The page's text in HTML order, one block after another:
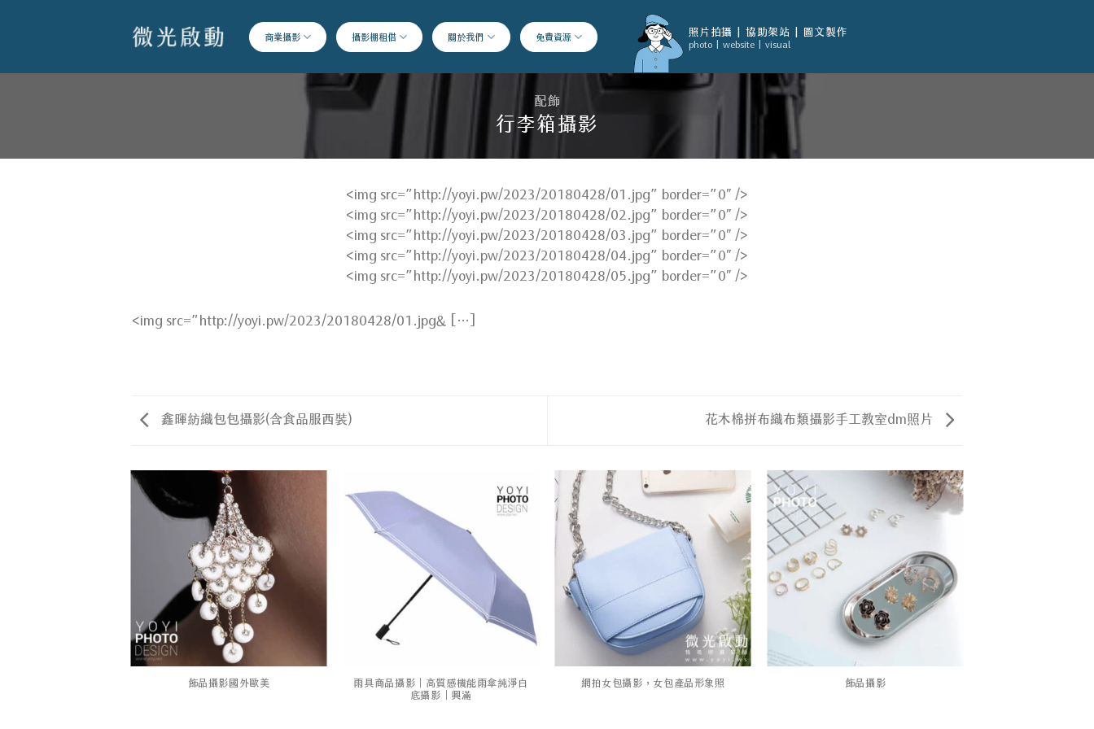
容
商業攝影 攝影棚租借 關於我們 免費資源 照片拍攝 | 協助架站 | 圖文製作
photo | website | visual
配飾
行李箱攝影
<img src=”http://yoyi.pw/2023/20180428/01.jpg” border=”0″ />
<img src=”http://yoyi.pw/2023/20180428/02.jpg” border=”0″ />
<img src=”http://yoyi.pw/2023/20180428/03.jpg” border=”0″ />
<img src=”http://yoyi.pw/2023/20180428/04.jpg” border=”0″ />
<img src=”http://yoyi.pw/2023/20180428/05.jpg” border=”0″ />
<img src=”http://yoyi.pw/2023/20180428/01.jpg& […]
鑫暉紡織包包攝影(含食品服西裝) 花木棉拼布織布類攝影手工教室dm照片
飾品攝影國外歐美 雨具商品攝影｜高質感機能雨傘純淨白
底攝影｜興滿
網拍女包攝影，女包產品形象照 飾品攝影